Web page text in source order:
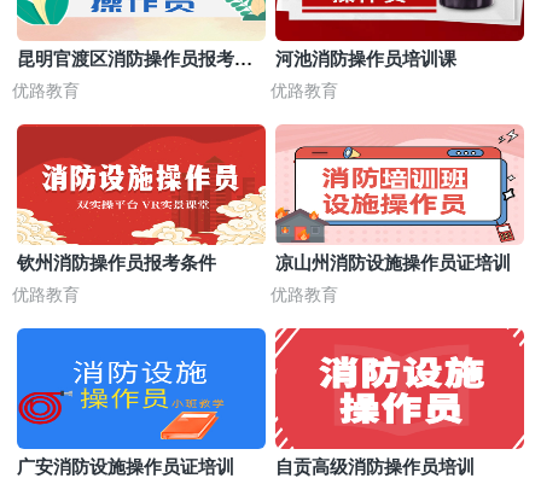
昆明官渡区消防操作员报考条
件
优路教育
河池消防操作员培训课
优路教育
钦州消防操作员报考条件
优路教育
凉山州消防设施操作员证培训
优路教育
广安消防设施操作员证培训 自贡高级消防操作员培训